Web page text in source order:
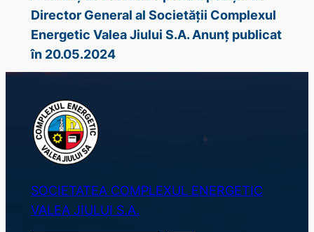
Director General al Societății Complexul
Energetic Valea Jiului S.A. Anunț publicat
în 20.05.2024
SOCIETATEA COMPLEXUL ENERGETIC
VALEA JIULUI S.A.